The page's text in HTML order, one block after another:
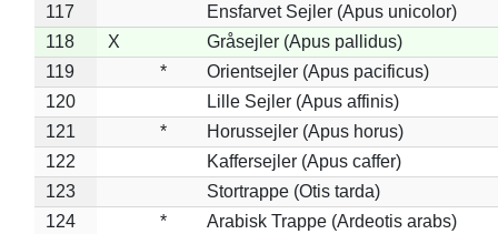
117
Ensfarvet Sejler (Apus unicolor)
118
X
Gråsejler (Apus pallidus)
119
*
Orientsejler (Apus pacificus)
120
Lille Sejler (Apus affinis)
121
*
Horussejler (Apus horus)
122
Kaffersejler (Apus caffer)
123
Stortrappe (Otis tarda)
124
*
Arabisk Trappe (Ardeotis arabs)